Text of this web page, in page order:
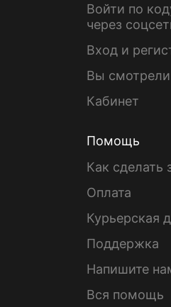
Войти по
через
Вход и
Вы смотрели
Кабинет
Помощь
Как сделать
Оплата
Курьерская
Поддержка
Напишите
Вся помощь